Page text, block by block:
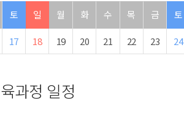
토 일 월 화 수 목 금 토
17 18 19 20 21 22 23 24
과정 일정